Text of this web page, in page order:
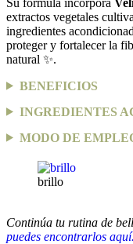
extractos vegetales
ingredientes
proteger y fortalecer la
natural ✨.
BENEFICIOS
INGREDIENTES
MODO DE
brillo
Continúa tu rutina de
puedes encontrarlos aquí.